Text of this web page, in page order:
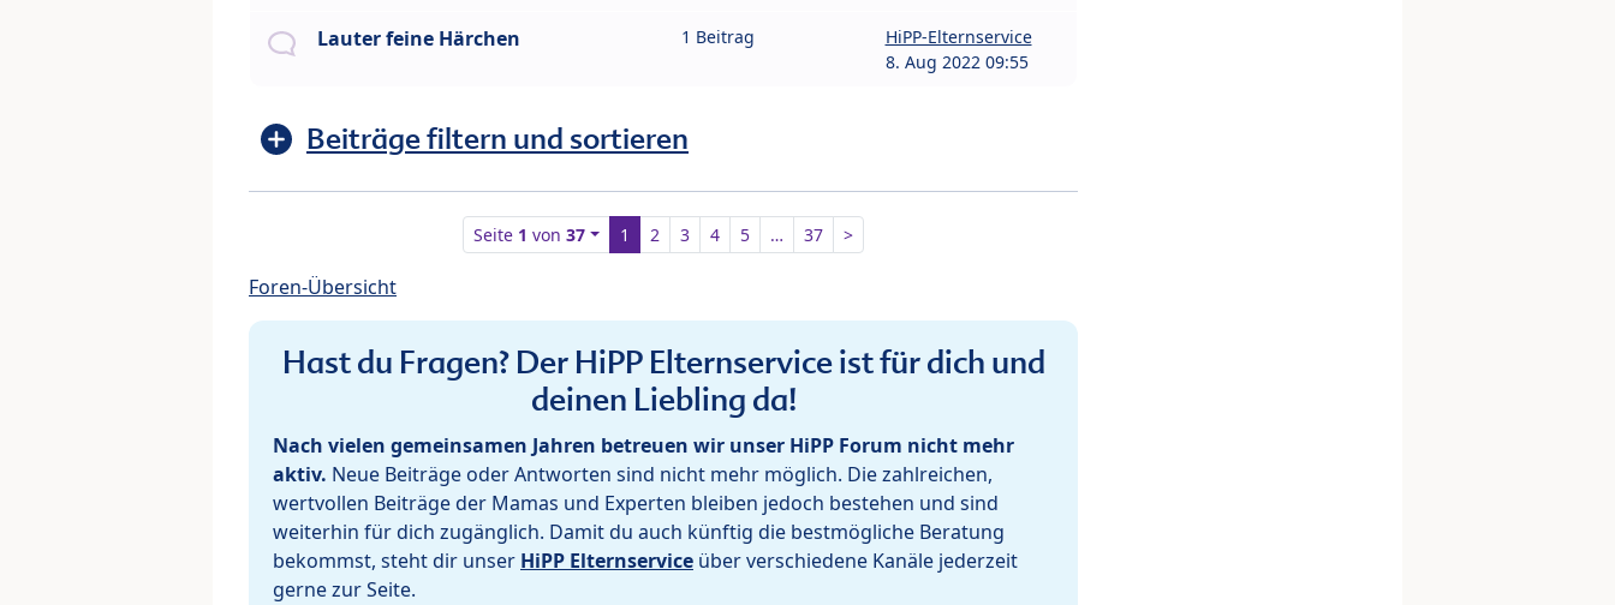
Lauter feine Härchen 1 Beitrag
HiPP-Elternservice
8. Aug 2022 09:55
Beiträge filtern und sortieren
Seite 1 von37 1 2 3 4 5 … 37 >
Foren-Übersicht
Hast du Fragen? Der HiPP Elternservice ist für dich und
deinen Liebling da!
Nach vielen gemeinsamen Jahren betreuen wir unser HiPP Forum nicht mehr
aktiv. Neue Beiträge oder Antworten sind nicht mehr möglich. Die zahlreichen,
wertvollen Beiträge der Mamas und Experten bleiben jedoch bestehen und sind
weiterhin für dich zugänglich. Damit du auch künftig die bestmögliche Beratung
bekommst, steht dir unser HiPP Elternservice über verschiedene Kanäle jederzeit
gerne zur Seite.